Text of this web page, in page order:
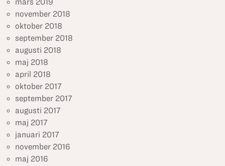
mars 2019
november 2018
oktober 2018
september 2018
augusti 2018
maj 2018
april 2018
oktober 2017
september 2017
augusti 2017
maj 2017
januari 2017
november 2016
maj 2016